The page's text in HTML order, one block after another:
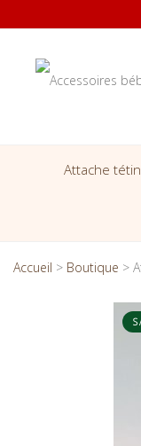
Attache
Accueil > Boutique >